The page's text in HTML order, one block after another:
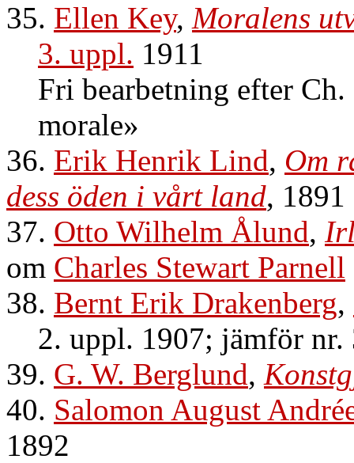
35. Ellen Key, Moralens
3. uppl. 1911
Fri bearbetning efter
morale»
36. Erik Henrik Lind, Om
dess öden i vårt land, 1891
37. Otto Wilhelm Ålund,
om Charles Stewart Parnell
38. Bernt Erik Drakenberg,
2. uppl. 1907; jämför nr.
39. G. W. Berglund,
40. Salomon August
1892